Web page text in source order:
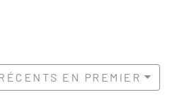
EN PREMIER